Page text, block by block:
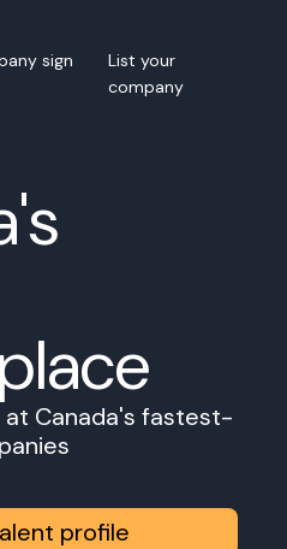
sign
List your
company
at Canada's fastest-
profile